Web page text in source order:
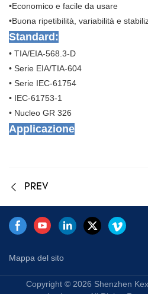
•Economico e facile da usare
•Buona ripetibilità, variabilità e
Standard:
• TIA/EIA-568.3-D
• Serie EIA/TIA-604
• Serie IEC-61754
• IEC-61753-1
• Nucleo GR 326
Applicazione
PREV
Mappa del sito
Copyright © 2026 Shenzhen